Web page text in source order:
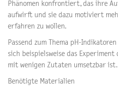
Phänomen konfrontiert, das ihre
aufwirft und sie dazu motiviert
erfahren zu wollen.
Passend zum Thema pH-
sich beispielsweise das Experiment
mit wenigen Zutaten umsetzbar ist.
Benötigte Materialien